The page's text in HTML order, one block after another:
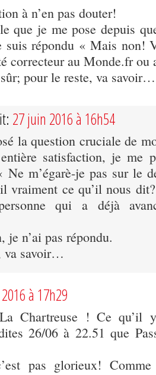
à n’en pas douter!
que je me pose depuis
suis répondu « Mais non!
correcteur au Monde.fr
pour le reste, va
27 juin 2016 à 16h54
la question cruciale de
satisfaction, je me
Ne m’égarè-je pas sur le
vraiment ce qu’il nous
qui a déjà
je n’ai pas répondu.
va savoir…
à 17h29
Chartreuse ! Ce qu’il
26/06 à 22.51 que
pas glorieux!